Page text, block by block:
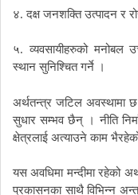
४. दक्ष जनशक्ति उत्पादन र
५. व्यवसायीहरुको मनोबल
स्थान सुनिश्चित गर्ने ।
अर्थतन्त्र जटिल अवस्थामा छ
सुधार सम्भव छैन् । नीति
क्षेत्रलाई अत्याउने काम
यस अवधिमा मन्दीमा रहेको
प्रकासनका साथै विभिन्न